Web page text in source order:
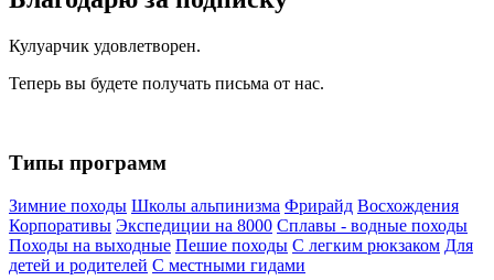
Кулуарчик удовлетворен.
Теперь вы будете получать письма от нас.
Типы программ
Зимние походы Школы альпинизма Фрирайд Восхождения
Корпоративы Экспедиции на 8000 Сплавы - водные походы
Походы на выходные Пешие походы С легким рюкзаком Для
детей и родителей С местными гидами